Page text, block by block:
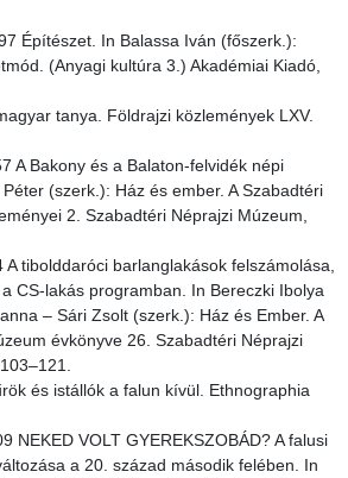
Építészet. In Balassa Iván (főszerk.):
(Anyagi kultúra 3.) Akadémiai Kiadó,
tanya. Földrajzi közlemények LXV.
A Bakony és a Balaton-felvidék népi
(szerk.): Ház és ember. A Szabadtéri
2. Szabadtéri Néprajzi Múzeum,
A tibolddaróci barlanglakások felszámolása,
CS-lakás programban. In Bereczki Ibolya
– Sári Zsolt (szerk.): Ház és Ember. A
évkönyve 26. Szabadtéri Néprajzi
és istállók a falun kívül. Ethnographia
NEKED VOLT GYEREKSZOBÁD? A falusi
a 20. század második felében. In